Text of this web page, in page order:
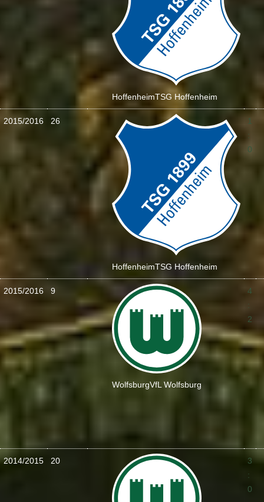
HoffenheimTSG Hoffenheim
2015/2016 26
HoffenheimTSG Hoffenheim
1
0
2015/2016 9
WolfsburgVfL Wolfsburg
4
2
2014/2015 20
3
:
0